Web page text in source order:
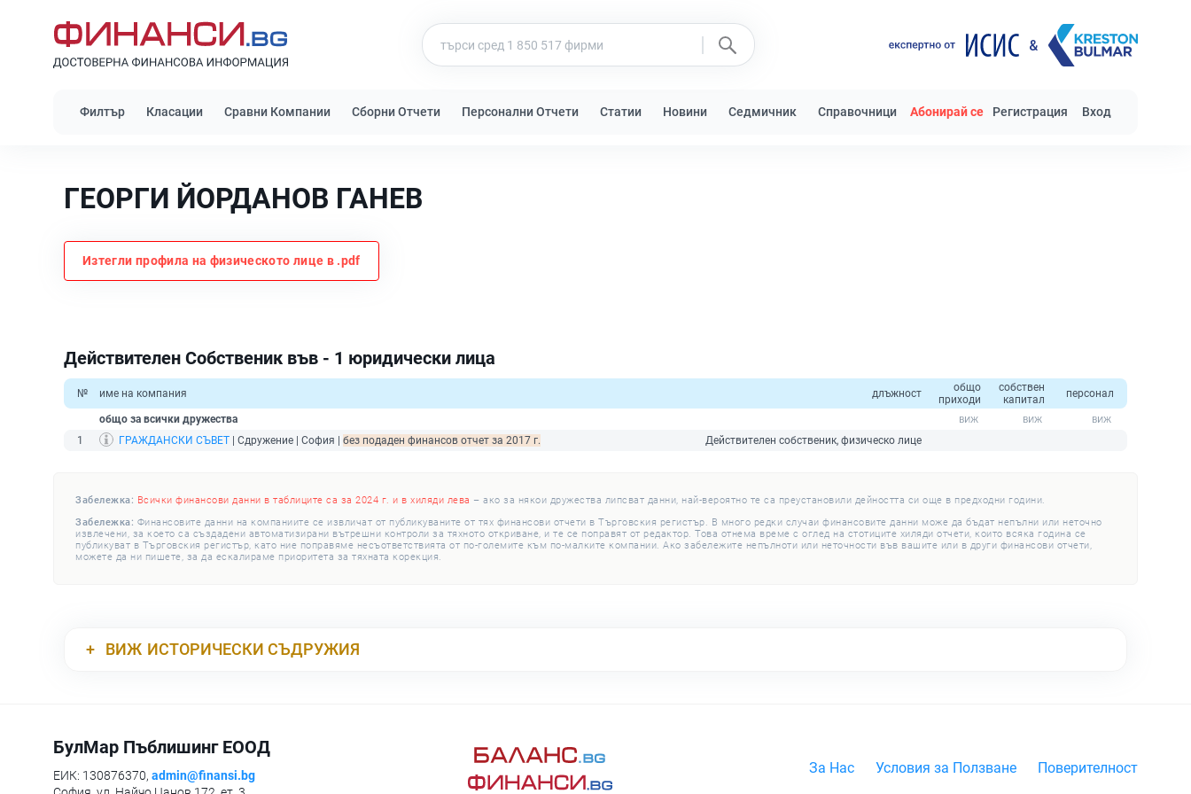
Филтър Класации Сравни Компании Сборни Отчети Персонални Отчети Статии Новини Седмичник Справочници Абонирай се Регистрация Вход
ГЕОРГИ ЙОРДАНОВ ГАНЕВ
Изтегли профила на физическото лице в .pdf
Действителен Собственик във - 1 юридически лица
№ име на компания длъжност
общо
приходи
собствен
капитал
персонал
общо за всички дружества
1
ГРАЖДАНСКИ СЪВЕТ | Сдружение | София | без подаден финансов отчет за 2017 г. Действителен собственик, физическо лице
Забележка: Всички финансови данни в таблиците са за 2024 г. и в хиляди лева – ако за някои дружества липсват данни, най-вероятно те са преустановили дейността си още в предходни години.
Забележка: Финансовите данни на компаниите се извличат от публикуваните от тях финансови отчети в Търговския регистър. В много редки случаи финансовите данни може да бъдат непълни или неточно
извлечени, за което са създадени автоматизирани вътрешни контроли за тяхното откриване, и те се поправят от редактор. Това отнема време с оглед на стотиците хиляди отчети, които всяка година се
публикуват в Търговския регистър, като ние поправяме несъответствията от по-големите към по-малките компании. Ако забележите непълноти или неточности във вашите или в други финансови отчети,
можете да ни пишете, за да ескалираме приоритета за тяхната корекция.
ВИЖ ИСТОРИЧЕСКИ СЪДРУЖИЯ
БулМар Пъблишинг ЕООД
ЕИК: 130876370, admin@finansi.bg
За Нас Условия за Ползване Поверителност